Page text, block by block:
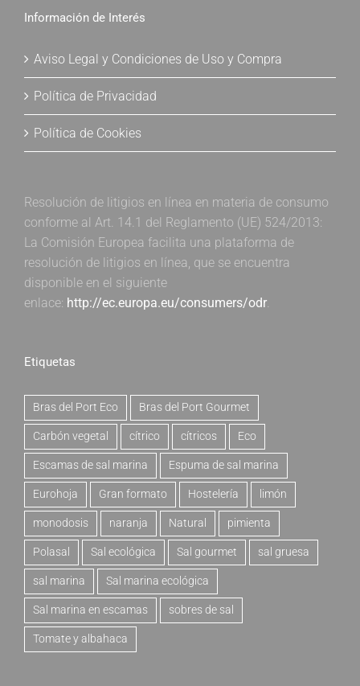
Información de Interés
Aviso Legal y Condiciones de Uso y Compra
Política de Privacidad
Política de Cookies
Resolución de litigios en línea en materia de consumo
conforme al Art. 14.1 del Reglamento (UE) 524/2013:
La Comisión Europea facilita una plataforma de
resolución de litigios en línea, que se encuentra
disponible en el siguiente
enlace: http://ec.europa.eu/consumers/odr.
Etiquetas
Bras del Port Eco Bras del Port Gourmet
Carbón vegetal cítrico cítricos Eco
Escamas de sal marina Espuma de sal marina
Eurohoja Gran formato Hostelería limón
monodosis naranja Natural pimienta
Polasal Sal ecológica Sal gourmet sal gruesa
sal marina Sal marina ecológica
Sal marina en escamas sobres de sal
Tomate y albahaca